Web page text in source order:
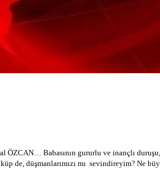
Babasının gururlu ve inançlı
de, düşmanlarımızı mı sevindireyim? Ne